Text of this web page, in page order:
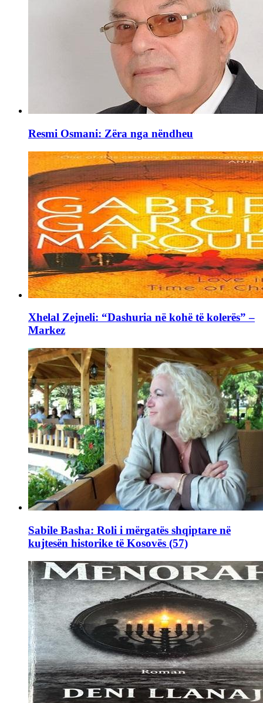
Resmi Osmani: Zëra nga nëndheu
Xhelal Zejneli: “Dashuria në kohë të kolerës” –
Markez
Sabile Basha: Roli i mërgatës shqiptare në
kujtesën historike të Kosovës (57)